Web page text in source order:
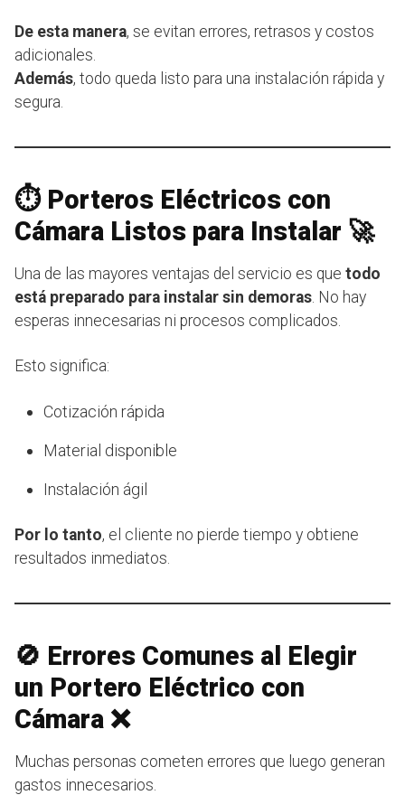
De esta manera, se evitan errores, retrasos y costos
adicionales.
Además, todo queda listo para una instalación rápida y
segura.
⏱️ Porteros Eléctricos con
Cámara Listos para Instalar 🚀
Una de las mayores ventajas del servicio es que todo
está preparado para instalar sin demoras . No hay
esperas innecesarias ni procesos complicados.
Esto significa:
Cotización rápida
Material disponible
Instalación ágil
Por lo tanto, el cliente no pierde tiempo y obtiene
resultados inmediatos.
🚫 Errores Comunes al Elegir
un Portero Eléctrico con
Cámara ❌
Muchas personas cometen errores que luego generan
gastos innecesarios.